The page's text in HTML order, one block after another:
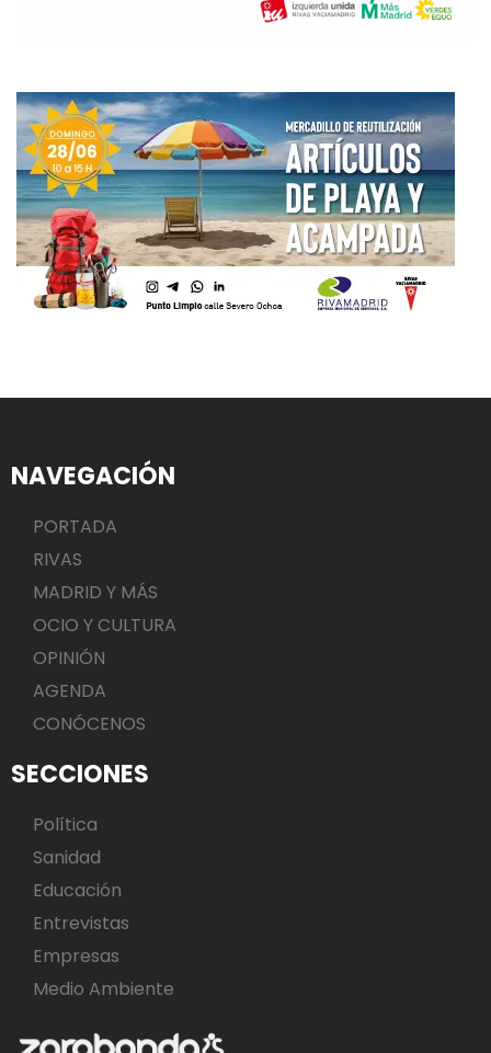
NAVEGACIÓN
PORTADA
RIVAS
MADRID Y MÁS
OCIO Y CULTURA
OPINIÓN
AGENDA
CONÓCENOS
SECCIONES
Política
Sanidad
Educación
Entrevistas
Empresas
Medio Ambiente